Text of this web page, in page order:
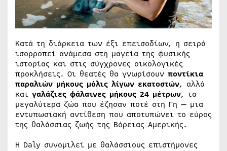
Κατά τη διάρκεια των έξι επεισοδίων, η σειρά
ισορροπεί ανάμεσα στη μαγεία της φυσικής
ιστορίας και στις σύγχρονες οικολογικές
προκλήσεις. Οι θεατές θα γνωρίσουν ποντίκια
παραλιών μήκους μόλις λίγων εκατοστών, αλλά
και γαλάζιες φάλαινες μήκους 24 μέτρων, τα
μεγαλύτερα ζώα που έζησαν ποτέ στη Γη — μια
εντυπωσιακή αντίθεση που αποτυπώνει το εύρος
της θαλάσσιας ζωής της Βόρειας Αμερικής.
Η Daly συνομιλεί με θαλάσσιους επιστήμονες